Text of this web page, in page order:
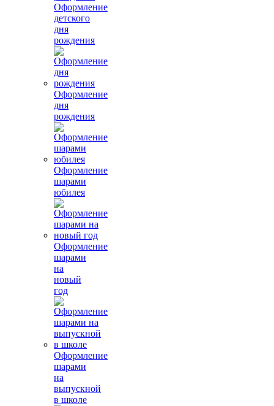
Оформление
детского
дня
рождения
Оформление
дня
рождения
Оформление
шарами
юбилея
Оформление
шарами
на
новый
год
Оформление
шарами
на
выпускной
в школе